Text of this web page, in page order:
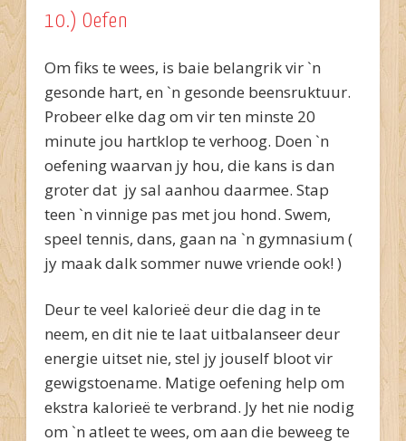
10.) Oefen
Om fiks te wees, is baie belangrik vir `n
gesonde hart, en `n gesonde beensruktuur.
Probeer elke dag om vir ten minste 20
minute jou hartklop te verhoog. Doen `n
oefening waarvan jy hou, die kans is dan
groter dat jy sal aanhou daarmee. Stap
teen `n vinnige pas met jou hond. Swem,
speel tennis, dans, gaan na `n gymnasium (
jy maak dalk sommer nuwe vriende ook! )
Deur te veel kalorieë deur die dag in te
neem, en dit nie te laat uitbalanseer deur
energie uitset nie, stel jy jouself bloot vir
gewigstoename. Matige oefening help om
ekstra kalorieë te verbrand. Jy het nie nodig
om `n atleet te wees, om aan die beweeg te